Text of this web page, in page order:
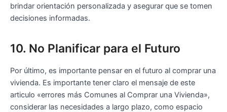
brindar orientación personalizada y asegurar que se tomen
decisiones informadas.
10. No Planificar para el Futuro
Por último, es importante pensar en el futuro al comprar una
vivienda. Es importante tener claro el mensaje de este
articulo «errores más Comunes al Comprar una Vivienda»,
considerar las necesidades a largo plazo, como espacio